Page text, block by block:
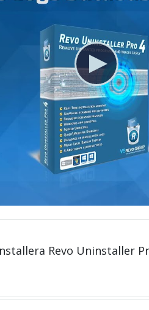
Revo Uninstaller